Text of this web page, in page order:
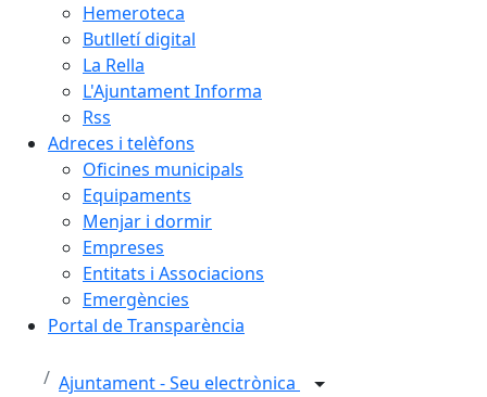
Hemeroteca
Butlletí digital
La Rella
L'Ajuntament Informa
Rss
Adreces i telèfons
Oficines municipals
Equipaments
Menjar i dormir
Empreses
Entitats i Associacions
Emergències
Portal de Transparència
Ajuntament - Seu electrònica